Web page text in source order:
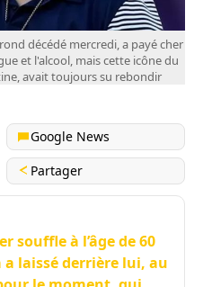
décédé mercredi, a payé cher
et l'alcool, mais cette icône du
avait toujours su rebondir
Google News
Partager
souffle à l’âge de 60
laissé derrière lui, au